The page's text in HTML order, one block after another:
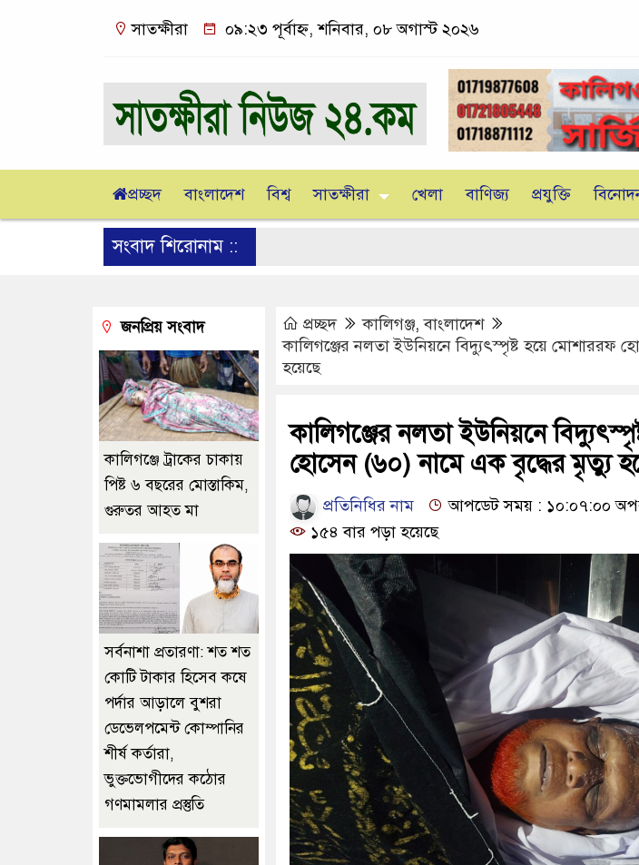
সাতক্ষীরা ০৯:২৩ পূর্বাহ্ন, শনিবার, ০৮ অগাস্ট ২০২৬
প্রচ্ছদ বাংলাদেশ বিশ্ব সাতক্ষীরা খেলা বাণিজ্য প্রযুক্তি
সংবাদ শিরোনাম ::
প্রচ্ছদ কালিগঞ্জ,বাংলাদেশ
কালিগঞ্জের নলতা ইউনিয়নে বিদ্যুৎস্পৃষ্ট হয়ে মোশাররফ
হয়েছে
কালিগঞ্জের নলতা ইউনিয়নে
হোসেন (৬০) নামে এক বৃদ্ধের মৃত্যু
প্রতিনিধির নাম
আপডেট সময় : ১০:০৭:০০
১৫৪ বার পড়া হয়েছে
জনপ্রিয় সংবাদ
কালিগঞ্জে ট্রাকের চাকায়
পিষ্ট ৬ বছরের মোস্তাকিম,
গুরুতর আহত মা
সর্বনাশা প্রতারণা: শত শত
কোটি টাকার হিসেব কষে
পর্দার আড়ালে বুশরা
ডেভেলপমেন্ট কোম্পানির
শীর্ষ কর্তারা,
ভুক্তভোগীদের কঠোর
গণমামলার প্রস্তুতি